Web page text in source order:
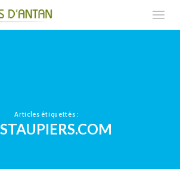
Articles étiquettés :